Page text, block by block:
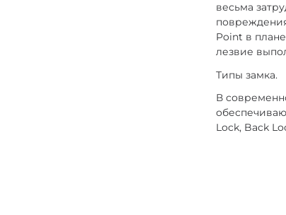
весьма
Point в
лезвие
Типы замка.
В
Lock, Back